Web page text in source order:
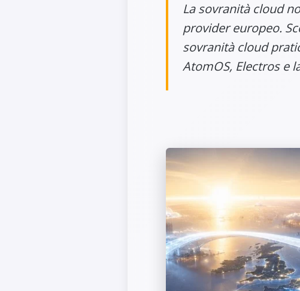
La sovranità cloud
provider europeo.
sovranità cloud
AtomOS, Electros e